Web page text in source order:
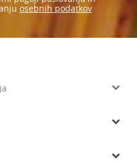
osebnih podatkov